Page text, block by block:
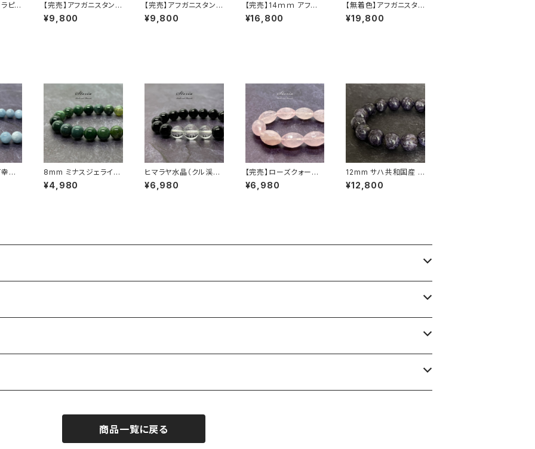
ピス
【完売】アフガニスタン産
ラピスラズリ 10mm ブ
レスレット（天然色・一点
¥9,800
【完売】アフガニスタン産
ラピスラズリ 8.5mm ブ
レスレット（天然色・一点
¥9,800
【完売】14ｍｍ アフガ
ニスタン産ラピスラズリ
（瑠璃）ブレスレット
¥16,800
【無着色】アフガニスタン
産 11ｍｍラピズラズリ
ブレスレット
¥19,800
福
8mm ミナスジェライス
産モスアゲート（苔瑪
瑙）ブレスレット
¥4,980
ヒマラヤ水晶（クル渓谷
産）×モリオン ブレスレ
ット
¥6,980
【完売】ローズクォーツ
（紅水晶）ライスカット
ブレスレット【ミナスジェ
¥6,980
12mm サハ共和国産 チ
ャロアイト ブレスレット
【画像現物】
¥12,800
商品一覧に戻る